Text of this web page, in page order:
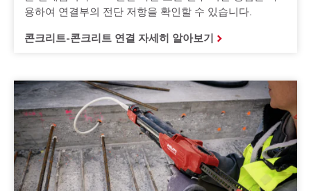
용하여 연결부의 전단 저항을 확인할 수 있습니다.
콘크리트-콘크리트 연결 자세히 알아보기